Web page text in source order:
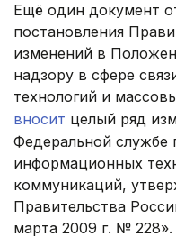
Ещё один документ
постановления
изменений в
надзору в сфере
технологий и
вносит целый ряд
Федеральной службе
информационных
коммуникаций,
Правительства
марта 2009 г. № 228».